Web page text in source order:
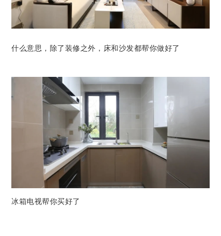
什么意思，除了装修之外，床和沙发都帮你做好了
冰箱电视帮你买好了